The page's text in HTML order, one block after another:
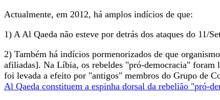
Actualmente, em 2012, há amplos indícios de que:
1) A Al Qaeda não esteve por detrás dos ataques do 11/
2) Também há indícios pormenorizados de que
afiliadas]. Na Líbia, os rebeldes "pró-democracia" foram
foi levada a efeito por "antigos" membros do Grupo de
Al Qaeda constituem a espinha dorsal da rebelião "pró-